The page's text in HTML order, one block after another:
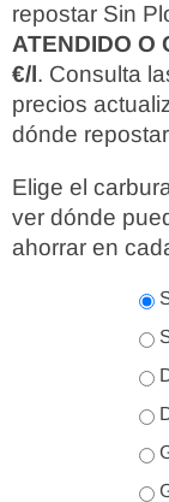
repostar Sin
ATENDIDO O
€/l. Consulta
precios
dónde
Elige el
ver dónde
ahorrar en